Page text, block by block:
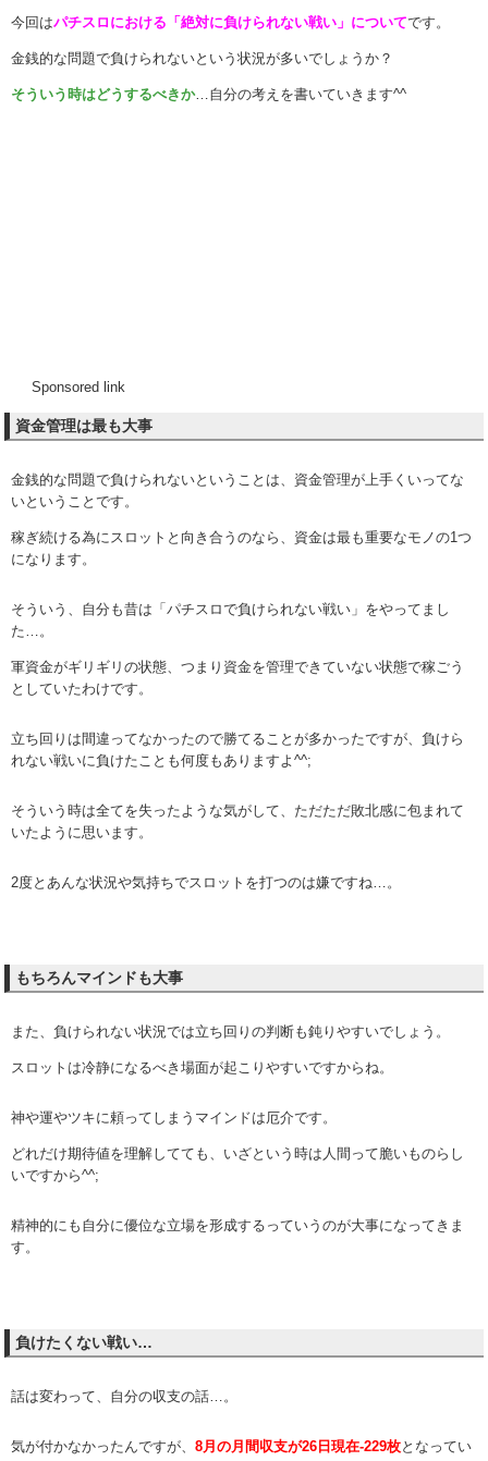
今回はパチスロにおける「絶対に負けられない戦い」についてです。
金銭的な問題で負けられないという状況が多いでしょうか？
そういう時はどうするべきか…自分の考えを書いていきます^^
Sponsored link
資金管理は最も大事
金銭的な問題で負けられないということは、資金管理が上手くいってな
いということです。
稼ぎ続ける為にスロットと向き合うのなら、資金は最も重要なモノの1つ
になります。
そういう、自分も昔は「パチスロで負けられない戦い」をやってまし
た…。
軍資金がギリギリの状態、つまり資金を管理できていない状態で稼ごう
としていたわけです。
立ち回りは間違ってなかったので勝てることが多かったですが、負けら
れない戦いに負けたことも何度もありますよ^^;
そういう時は全てを失ったような気がして、ただただ敗北感に包まれて
いたように思います。
2度とあんな状況や気持ちでスロットを打つのは嫌ですね…。
もちろんマインドも大事
また、負けられない状況では立ち回りの判断も鈍りやすいでしょう。
スロットは冷静になるべき場面が起こりやすいですからね。
神や運やツキに頼ってしまうマインドは厄介です。
どれだけ期待値を理解してても、いざという時は人間って脆いものらし
いですから^^;
精神的にも自分に優位な立場を形成するっていうのが大事になってきま
す。
負けたくない戦い…
話は変わって、自分の収支の話…。
気が付かなかったんですが、 8月の月間収支が26日現在-229枚となってい